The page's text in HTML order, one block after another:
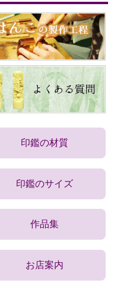
印鑑の材質
印鑑のサイズ
作品集
お店案内